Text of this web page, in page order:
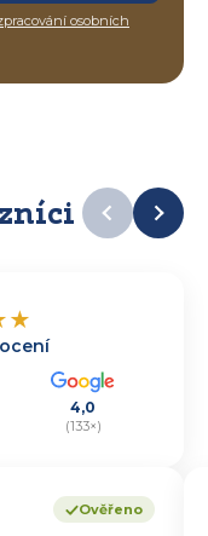
osobních
★
4,0
(133×)
Ověřeno